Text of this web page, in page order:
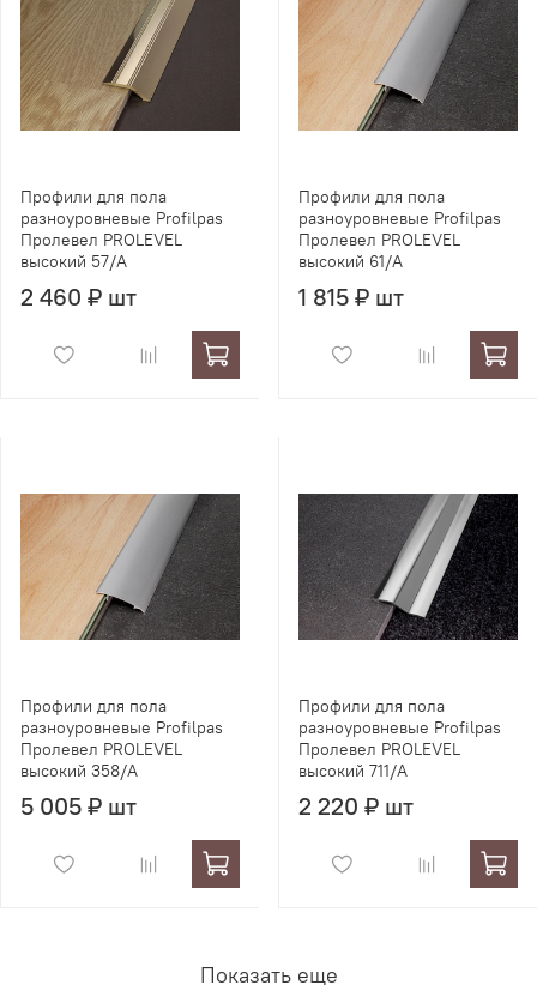
Профили для пола
разноуровневые Profilpas
Пролевел PROLEVEL
высокий 57/A
2 460 ₽ шт
Профили для пола
разноуровневые Profilpas
Пролевел PROLEVEL
высокий 61/A
1 815 ₽ шт
Профили для пола
разноуровневые Profilpas
Пролевел PROLEVEL
высокий 358/A
5 005 ₽ шт
Профили для пола
разноуровневые Profilpas
Пролевел PROLEVEL
высокий 711/A
2 220 ₽ шт
Показать еще